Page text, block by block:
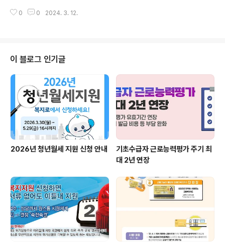
특성에 따라 화재예방, 취약가구 점검 등 지역맞춤형 안전
자립정착금*을 수령할 수 있다. 하지만 당사자의 신용 문제
000만 원 지급 이러한 문제를 해결하기 위해 보건복지부
(장관 조규홍)는 자립정착금도 압류방지통장으로 지급할
수 있도록 제도를 개선하였다. 해당 조치는 3월 8일부터
적용되며, 압류방지 전용통장인 행복지킴이통장*을 새로
발급받거나 기존의 행복지킴이통장을 활용하여 자립정착
금을 신청할 수 있다. * 기초생활보장급여, ..
0 0 2024. 3. 12.
이 블로그 인기글
2026년 청년월세 지원 신청 안내
기초수급자 근로능력평가 주기 최
대 2년 연장